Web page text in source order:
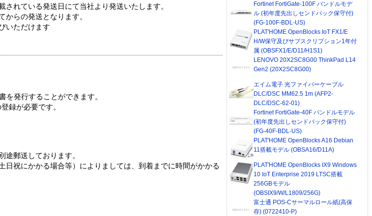
れている発送日にて当社より発送いたします。
からの発送となります。
いただけます
を発行することができます。
録が必要です。
途郵送しております。
祝にかかる場合等）によりましては、到着までに時間がかかる
Fortinet FortiGate-100F バンドルモデ
ル (初年度先出しセンドバック保守付)
(FG-100F-BDL-US)
PLAT'HOME OpenBlocks IoT FX1/E
H/W保守及びサブスクリプション1年付
属 (OBSFX1/E/D11/H1S1)
LENOVO 20X2SC8G00 ThinkPad L14
Gen2 (20X2SC8G00)
エイム電子 光ファイバーケーブル
DLC/DSC MM62.5 1m (AFP2-
DLC/DSC-62-01)
Fortinet FortiGate-40F バンドルモデル
(初年度先出しセンドバック保守付)
(FG-40F-BDL-US)
PLAT'HOME OpenBlocks A16 Debian
11搭載モデル (OBSA16/D11A)
PLAT'HOME OpenBlocks IX9 Windows
10 IoT Enterprise 2019 LTSC搭載
256GBモデル
(OBSIX9/W/L1809/256G)
富士通 POS-Cサーマルロール紙(高保
存) (0722410-P)